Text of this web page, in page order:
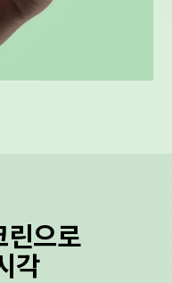
린으로
밤낮 모두 편안한 시각